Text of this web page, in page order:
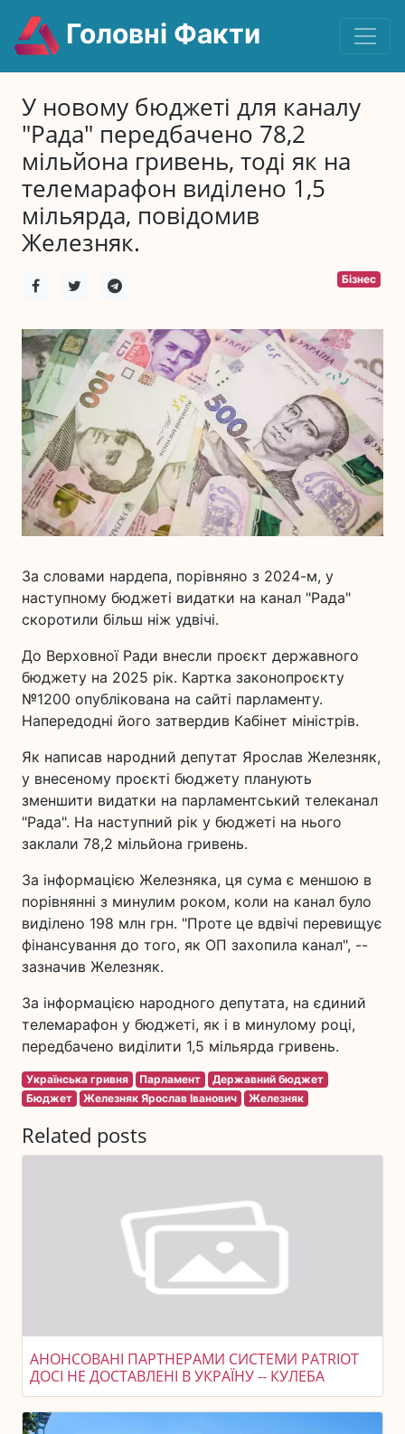
Головні Факти
У новому бюджеті для каналу
"Рада" передбачено 78,2
мільйона гривень, тоді як на
телемарафон виділено 1,5
мільярда, повідомив
Железняк.
Бізнес
За словами нардепа, порівняно з 2024-м, у
наступному бюджеті видатки на канал "Рада"
скоротили більш ніж удвічі.
До Верховної Ради внесли проєкт державного
бюджету на 2025 рік. Картка законопроєкту
№1200 опублікована на сайті парламенту.
Напередодні його затвердив Кабінет міністрів.
Як написав народний депутат Ярослав Железняк,
у внесеному проєкті бюджету планують
зменшити видатки на парламентський телеканал
"Рада". На наступний рік у бюджеті на нього
заклали 78,2 мільйона гривень.
За інформацією Железняка, ця сума є меншою в
порівнянні з минулим роком, коли на канал було
виділено 198 млн грн. "Проте це вдвічі перевищує
фінансування до того, як ОП захопила канал", --
зазначив Железняк.
За інформацією народного депутата, на єдиний
телемарафон у бюджеті, як і в минулому році,
передбачено виділити 1,5 мільярда гривень.
Українська гривня Парламент
Державний бюджет
Бюджет
Железняк Ярослав Іванович Железняк
Related posts
АНОНСОВАНІ ПАРТНЕРАМИ СИСТЕМИ PATRIOT
ДОСІ НЕ ДОСТАВЛЕНІ В УКРАЇНУ -- КУЛЕБА